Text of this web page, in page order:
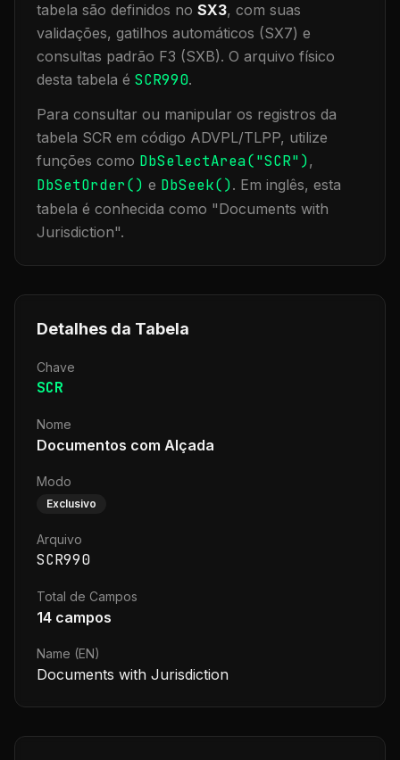
tabela são definidos no SX3, com suas
validações, gatilhos automáticos (SX7) e
consultas padrão F3 (SXB). O arquivo físico
desta tabela é SCR990.
Para consultar ou manipular os registros da
tabela SCR em código ADVPL/TLPP, utilize
funções como DbSelectArea("SCR"),
DbSetOrder() e DbSeek(). Em inglês, esta
tabela é conhecida como "Documents with
Jurisdiction".
Detalhes da Tabela
Chave
SCR
Nome
Documentos com Alçada
Modo
Exclusivo
Arquivo
SCR990
Total de Campos
14 campos
Name (EN)
Documents with Jurisdiction